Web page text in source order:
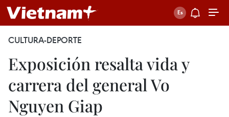
CULTURA-DEPORTE
Exposición resalta vida y
carrera del general Vo
Nguyen Giap